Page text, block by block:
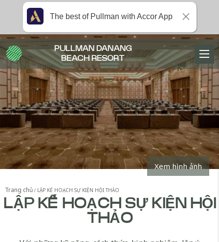
Xem hình ảnh
Trang chủ LẬP KẾ HOẠCH SỰ KIỆN HỘI THẢO
LẬP KẾ HOẠCH SỰ KIỆN HỘI
THẢO
PULLMAN DANANG
BEACH RESORT
The best of Pullman with Accor App